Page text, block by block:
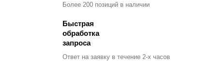
Более 200 позиций в наличии
Быстрая
обработка
запроса
Ответ на заявку в течение 2-х часов